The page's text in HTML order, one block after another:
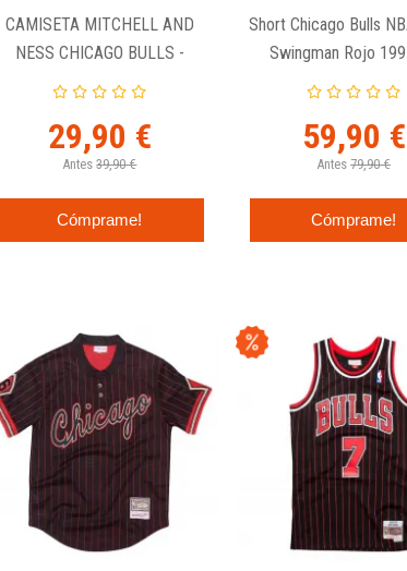
CAMISETA MITCHELL AND
NESS CHICAGO BULLS -
PIPPEN & HARPER & KUKOC
29,90 €
Antes 39,90 €
Cómprame!
Short Chicago Bulls
Swingman Rojo
59,90 €
Antes 79,90 €
Cómprame!